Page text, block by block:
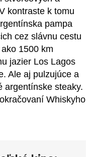
kontraste k tomu
pampa
cez slávnu cestu
1500 km
jazier Los Lagos
Ale aj pulzujúce a
argentínske steaky.
Whiskyho